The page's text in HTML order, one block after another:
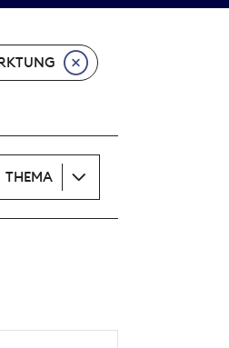
THEMA